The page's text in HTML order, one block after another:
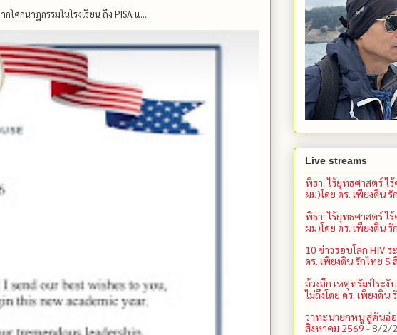
ศกนาฏกรรมในโรงเรียน ถึง PISA แ...
Live streams
พิธา: ไร้ยุทธศาสตร์ ไ
ผม)โดย ดร. เพียงดิน
พิธา: ไร้ยุทธศาสตร์ ไ
ผม)โดย ดร. เพียงดิน
10 ข่าวรอบโลก HIV
ดร. เพียงดิน รักไทย 5
ล้วงลึก เหตุทรัมป์ระ
ไม่ถึงโดย ดร. เพียงดิน
วาทะนายกหนู สู่คันฉ่อ
สิงหาคม 2569 - 8/2/